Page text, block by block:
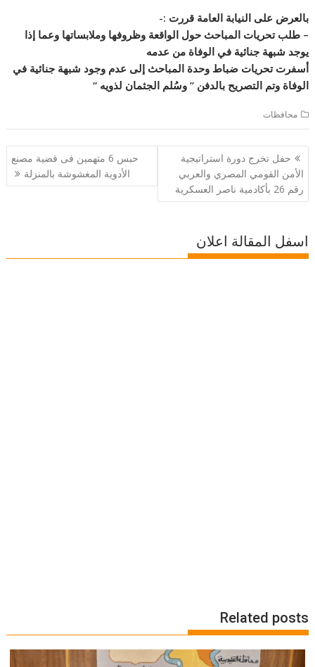
بالعرض على النيابة العامة قررت :-
– طلب تحريات المباحث حول الواقعة وظروفها وملابساتها وعما إذا
يوجد شبهة جنائية في الوفاة من عدمه
أسفرت تحريات ضباط وحدة المباحث إلى عدم وجود شبهة جنائية في
الوفاة وتم التصريح بالدفن ” وسُلم الجثمان لذويه “
محافظات
تصفّح
المقالات
حفل تخرج دورة استراتيجية
الأمن القومي المصري والعربي
رقم 26 بأكادمية ناصر العسكرية
حبس 6 متهمين فى قضية مصنع
الأدوية المغشوشة بالمنزلة
اسفل المقالة اعلان
Related posts